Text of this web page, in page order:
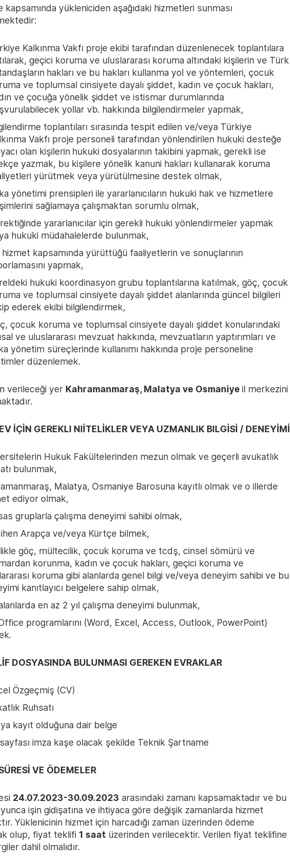
kapsamında yükleniciden aşağıdaki hizmetleri sunması
Kalkınma Vakfı proje ekibi tarafından düzenlenecek toplantılara
geçici koruma ve uluslararası koruma altındaki kişilerin ve Türk
hakları ve bu hakları kullanma yol ve yöntemleri, çocuk
ve toplumsal cinsiyete dayalı şiddet, kadın ve çocuk hakları,
ve çocuğa yönelik şiddet ve istismar durumlarında
yollar vb. hakkında bilgilendirmeler yapmak,
toplantıları sırasında tespit edilen ve/veya Türkiye
Vakfı proje personeli tarafından yönlendirilen hukuki desteğe
olan kişilerin hukuki dosyalarının takibini yapmak, gerekli ise
yazmak, bu kişilere yönelik kanuni hakları kullanarak koruma
yürütmek veya yürütülmesine destek olmak,
yönetimi prensipleri ile yararlanıcıların hukuki hak ve hizmetlere
sağlamaya çalışmaktan sorumlu olmak,
yararlanıcılar için gerekli hukuki yönlendirmeler yapmak
hukuki müdahalelerde bulunmak,
hizmet kapsamında yürüttüğü faaliyetlerin ve sonuçlarının
yapmak,
hukuki koordinasyon grubu toplantılarına katılmak, göç, çocuk
ve toplumsal cinsiyete dayalı şiddet alanlarında güncel bilgileri
ederek ekibi bilgilendirmek,
çocuk koruma ve toplumsal cinsiyete dayalı şiddet konularındaki
ve uluslararası mevzuat hakkında, mevzuatların yaptırımları ve
yönetim süreçlerinde kullanımı hakkında proje personeline
düzenlemek.
verileceği yer Kahramanmaraş, Malatya ve Osmaniye il merkezini
İÇİN GEREKLI NIİTELİKLER VEYA UZMANLIK BILGİSİ / DENEYİMİ
Hukuk Fakültelerinden mezun olmak ve geçerli avukatlık
bulunmak,
Malatya, Osmaniye Barosuna kayıtlı olmak ve o illerde
ediyor olmak,
gruplarla çalışma deneyimi sahibi olmak,
Arapça ve/veya Kürtçe bilmek,
göç, mültecilik, çocuk koruma ve tcdş, cinsel sömürü ve
korunma, kadın ve çocuk hakları, geçici koruma ve
koruma gibi alanlarda genel bilgi ve/veya deneyim sahibi ve bu
kanıtlayıcı belgelere sahip olmak,
en az 2 yıl çalışma deneyimi bulunmak,
programlarını (Word, Excel, Access, Outlook, PowerPoint)
DOSYASINDA BULUNMASI GEREKEN EVRAKLAR
Özgeçmiş (CV)
Ruhsatı
kayıt olduğuna dair belge
imza kaşe olacak şekilde Teknik Şartname
VE ÖDEMELER
24.07.2023-30.09.2023 arasındaki zamanı kapsamaktadır ve bu
işin gidişatına ve ihtiyaca göre değişik zamanlarda hizmet
Yüklenicinin hizmet için harcadığı zaman üzerinden ödeme
olup, fiyat teklifi 1 saat üzerinden verilecektir. Verilen fiyat teklifine
dahil olmalıdır.